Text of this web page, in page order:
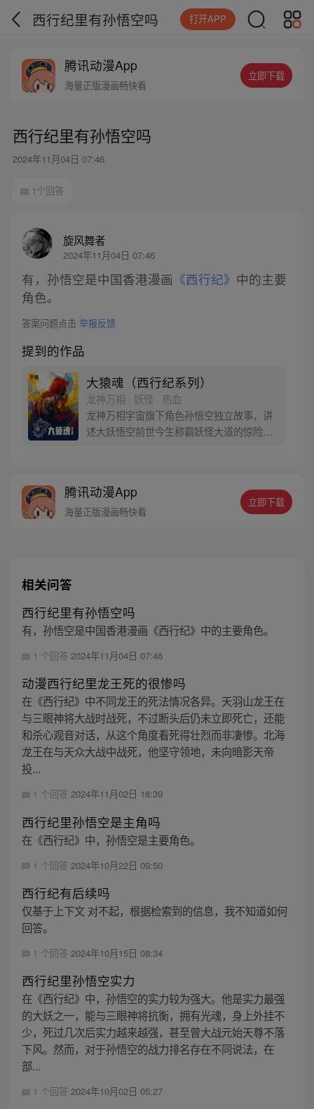
西行纪里有孙悟空吗 打开APP
腾讯动漫App
海量正版漫画畅快看
立即下载
西行纪里有孙悟空吗
2024年11月04日 07:46
1个回答
旋风舞者
2024年11月04日 07:46
有，孙悟空是中国香港漫画 《西行纪》 中的主要
角色。
答案问题点击 举报反馈
提到的作品
大猿魂（西行纪系列）
龙神万相 · 妖怪 · 热血
龙神万相宇宙旗下角色孙悟空独立故事，讲
述大妖悟空前世今生称霸妖怪大道的惊险历
人…六十年后，他再次破石而出，背负着守
护族人的希望和信念打败了妖怪大道的霸
腾讯动漫App
海量正版漫画畅快看
立即下载
相关问答
西行纪里有孙悟空吗
有，孙悟空是中国香港漫画《西行纪》中的主要角色。
1 个回答 2024年11月04日 07:46
动漫西行纪里龙王死的很惨吗
在《西行纪》中不同龙王的死法情况各异。天羽山龙王在
与三眼神将大战时战死，不过断头后仍未立即死亡，还能
和杀心观音对话，从这个角度看死得壮烈而非凄惨。北海
龙王在与天众大战中战死，他坚守领地，未向暗影天帝
投...
1 个回答 2024年11月02日 18:39
西行纪里孙悟空是主角吗
在《西行纪》中，孙悟空是主要角色。
1 个回答 2024年10月22日 09:50
西行纪有后续吗
仅基于上下文 对不起，根据检索到的信息，我不知道如何
回答。
1 个回答 2024年10月15日 08:34
西行纪里孙悟空实力
在《西行纪》中，孙悟空的实力较为强大。他是实力最强
的大妖之一，能与三眼神将抗衡，拥有光魂，身上外挂不
少，死过几次后实力越来越强，甚至曾大战元始天尊不落
下风。然而，对于孙悟空的战力排名存在不同说法，在
部...
1 个回答 2024年10月02日 05:27